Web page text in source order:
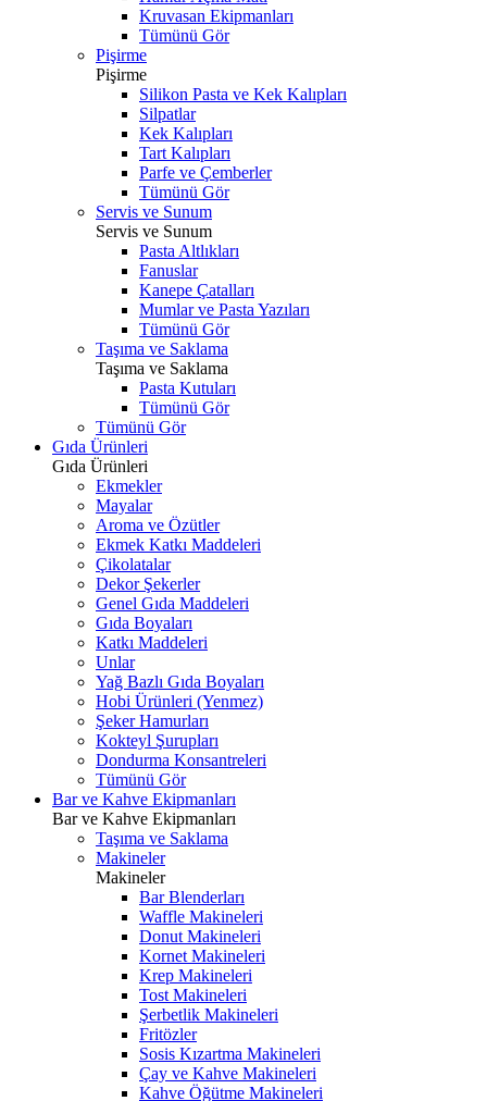
Kruvasan Ekipmanları
Tümünü Gör
Pişirme
Pişirme
Silikon Pasta ve Kek Kalıpları
Silpatlar
Kek Kalıpları
Tart Kalıpları
Parfe ve Çemberler
Tümünü Gör
Servis ve Sunum
Servis ve Sunum
Pasta Altlıkları
Fanuslar
Kanepe Çatalları
Mumlar ve Pasta Yazıları
Tümünü Gör
Taşıma ve Saklama
Taşıma ve Saklama
Pasta Kutuları
Tümünü Gör
Tümünü Gör
Gıda Ürünleri
Gıda Ürünleri
Ekmekler
Mayalar
Aroma ve Özütler
Ekmek Katkı Maddeleri
Çikolatalar
Dekor Şekerler
Genel Gıda Maddeleri
Gıda Boyaları
Katkı Maddeleri
Unlar
Yağ Bazlı Gıda Boyaları
Hobi Ürünleri (Yenmez)
Şeker Hamurları
Kokteyl Şurupları
Dondurma Konsantreleri
Tümünü Gör
Bar ve Kahve Ekipmanları
Bar ve Kahve Ekipmanları
Taşıma ve Saklama
Makineler
Makineler
Bar Blenderları
Waffle Makineleri
Donut Makineleri
Kornet Makineleri
Krep Makineleri
Tost Makineleri
Şerbetlik Makineleri
Fritözler
Sosis Kızartma Makineleri
Çay ve Kahve Makineleri
Kahve Öğütme Makineleri